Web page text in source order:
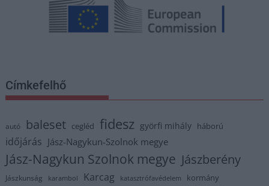
Címkefelhő
autó baleset cegléd fidesz györfi mihály háború
időjárás Jász-Nagykun-Szolnok megye
Jász-Nagykun Szolnok megye Jászberény
Jászkunság karambol Karcag katasztrófavédelem kormány